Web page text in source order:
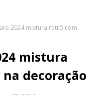
2024 mistura retrô com
mistura
decoração